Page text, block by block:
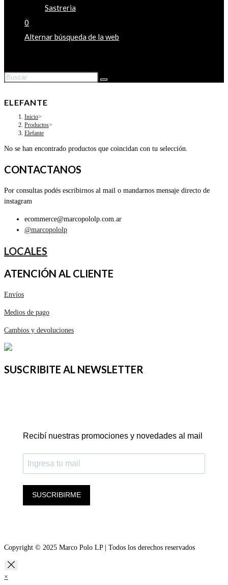
Sastreria
0
Alternar búsqueda de la web
ELEFANTE
Inicio>
Productos>
Elefante
No se han encontrado productos que coincidan con tu selección.
CONTACTANOS
Por consultas podés escribirnos al mail o mandarnos mensaje directo de
instagram
ecommerce@marcopololp.com.ar
@marcopololp
LOCALES
ATENCIÓN AL CLIENTE
Envíos
Medios de pago
Cambios y devoluciones
SUSCRIBITE AL NEWSLETTER
Recibí nuestras promociones y novedades al mail
SUSCRIBIRME
Copyright © 2025 Marco Polo LP | Todos los derechos reservados
×